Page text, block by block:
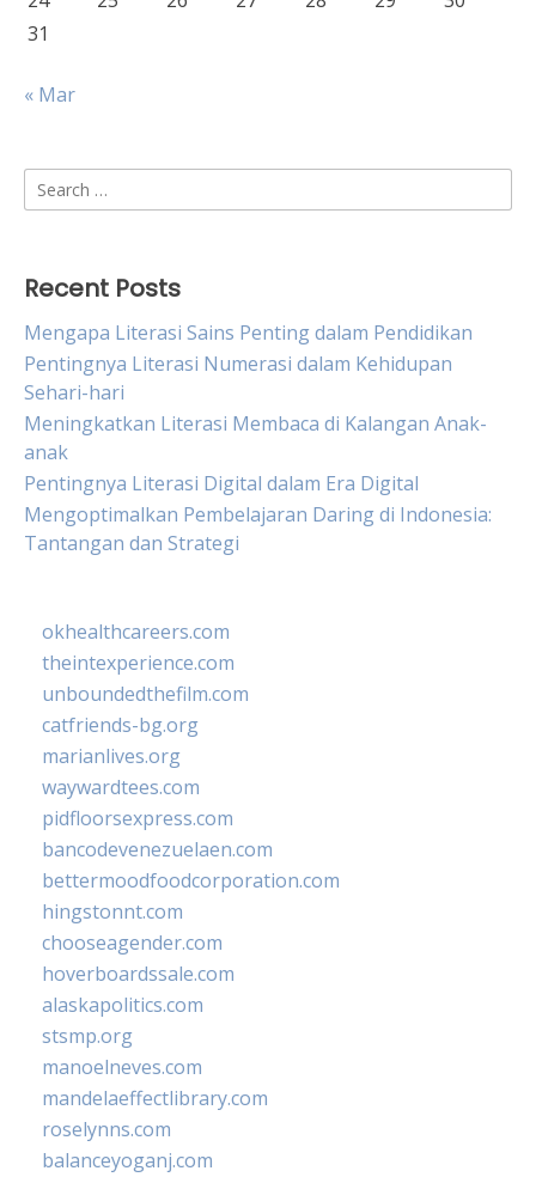
31
« Mar
Search
for:
Recent Posts
Mengapa Literasi Sains Penting dalam Pendidikan
Pentingnya Literasi Numerasi dalam Kehidupan
Sehari-hari
Meningkatkan Literasi Membaca di Kalangan Anak-
anak
Pentingnya Literasi Digital dalam Era Digital
Mengoptimalkan Pembelajaran Daring di Indonesia:
Tantangan dan Strategi
okhealthcareers.com
theintexperience.com
unboundedthefilm.com
catfriends-bg.org
marianlives.org
waywardtees.com
pidfloorsexpress.com
bancodevenezuelaen.com
bettermoodfoodcorporation.com
hingstonnt.com
chooseagender.com
hoverboardssale.com
alaskapolitics.com
stsmp.org
manoelneves.com
mandelaeffectlibrary.com
roselynns.com
balanceyoganj.com